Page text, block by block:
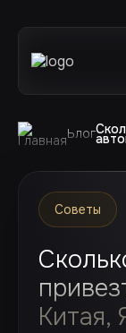
Главная
Каталог
Клиентам
Блог
Советы
Китая,